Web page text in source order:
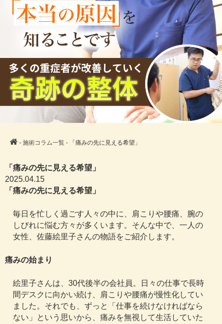
- 施術コラム一覧 - 「痛みの先に見える希望」
「痛みの先に見える希望」
2025.04.15
「痛みの先に見える希望」
毎日を忙しく過ごす人々の中に、肩こりや腰痛、腕の
しびれに悩む方々が多くいます。そんな中で、一人の
女性、佐藤絵里子さんの物語をご紹介します。
痛みの始まり
絵里子さんは、30代後半の会社員。日々の仕事で長時
間デスクに向かい続け、肩こりや腰痛が慢性化してい
ました。それでも、ずっと「仕事を続けなければなら
ない」という思いから、痛みを無視して生活していた